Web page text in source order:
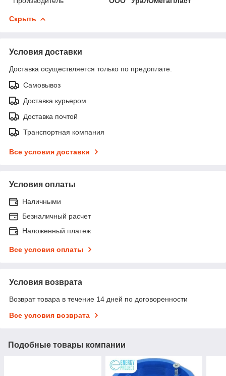
Скрыть
Условия доставки
Доставка осуществляется только по предоплате.
Самовывоз
Доставка курьером
Доставка почтой
Транспортная компания
Все условия доставки
Условия оплаты
Наличными
Безналичный расчет
Наложенный платеж
Все условия оплаты
Условия возврата
Возврат товара в течение 14 дней по договоренности
Все условия возврата
Подобные товары компании